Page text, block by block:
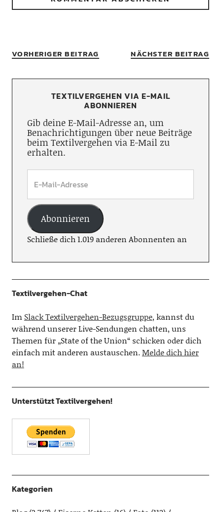
VORHERIGER BEITRAG NÄCHSTER BEITRAG
TEXTILVERGEHEN VIA E-MAIL
ABONNIEREN
Gib deine E-Mail-Adresse an, um
Benachrichtigungen über neue Beiträge
beim Textilvergehen via E-Mail zu
erhalten.
Abonnieren
Schließe dich 1.019 anderen Abonnenten an
Textilvergehen-Chat
Im Slack Textilvergehen-Bezugsgruppe, kannst du
während unserer Live-Sendungen chatten, uns
Themen für „State of the Union“ schicken oder dich
einfach mit anderen austauschen.Melde dich hier
an!
Unterstützt Textilvergehen!
Kategorien